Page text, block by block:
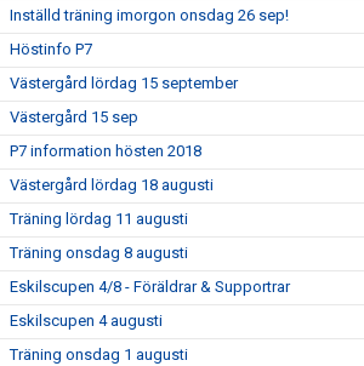
Inställd träning imorgon onsdag 26 sep!
Höstinfo P7
Västergård lördag 15 september
Västergård 15 sep
P7 information hösten 2018
Västergård lördag 18 augusti
Träning lördag 11 augusti
Träning onsdag 8 augusti
Eskilscupen 4/8 - Föräldrar & Supportrar
Eskilscupen 4 augusti
Träning onsdag 1 augusti